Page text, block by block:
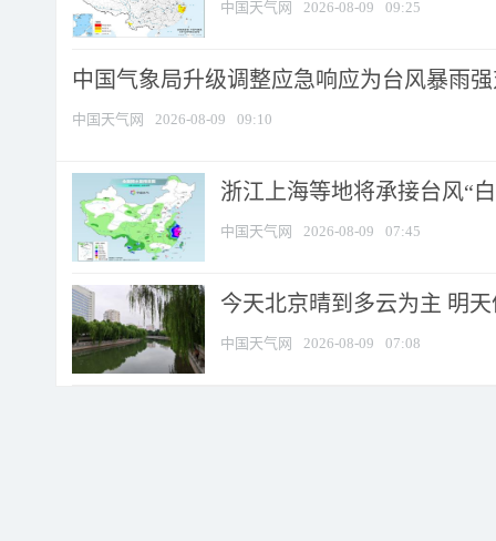
中国天气网 2026-08-09 09:25
中国气象局升级调整应急响应为台风暴雨
中国天气网 2026-08-09 09:10
浙江上海等地将承接台风“
中国天气网 2026-08-09 07:45
今天北京晴到多云为主 明
中国天气网 2026-08-09 07:08